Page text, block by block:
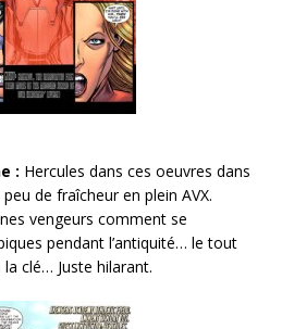
: Hercules dans ces oeuvres dans
de fraîcheur en plein AVX.
vengeurs comment se
pendant l’antiquité… le tout
clé… Juste hilarant.